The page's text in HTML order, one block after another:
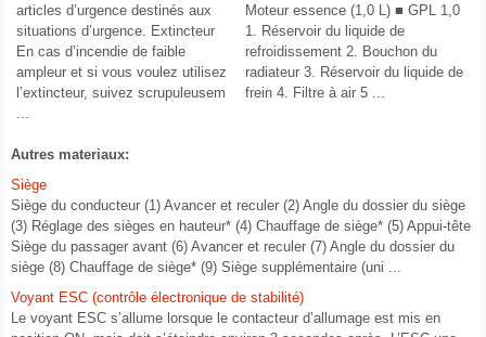
articles d’urgence destinés aux
situations d’urgence. Extincteur
En cas d’incendie de faible
ampleur et si vous voulez utilisez
l’extincteur, suivez scrupuleusem
...
Moteur essence (1,0 L) ■ GPL 1,0
1. Réservoir du liquide de
refroidissement 2. Bouchon du
radiateur 3. Réservoir du liquide de
frein 4. Filtre à air 5 ...
Autres materiaux:
Siège
Siège du conducteur (1) Avancer et reculer (2) Angle du dossier du siège
(3) Réglage des sièges en hauteur* (4) Chauffage de siège* (5) Appui-tête
Siège du passager avant (6) Avancer et reculer (7) Angle du dossier du
siège (8) Chauffage de siège* (9) Siège supplémentaire (uni ...
Voyant ESC (contrôle électronique de stabilité)
Le voyant ESC s’allume lorsque le contacteur d’allumage est mis en